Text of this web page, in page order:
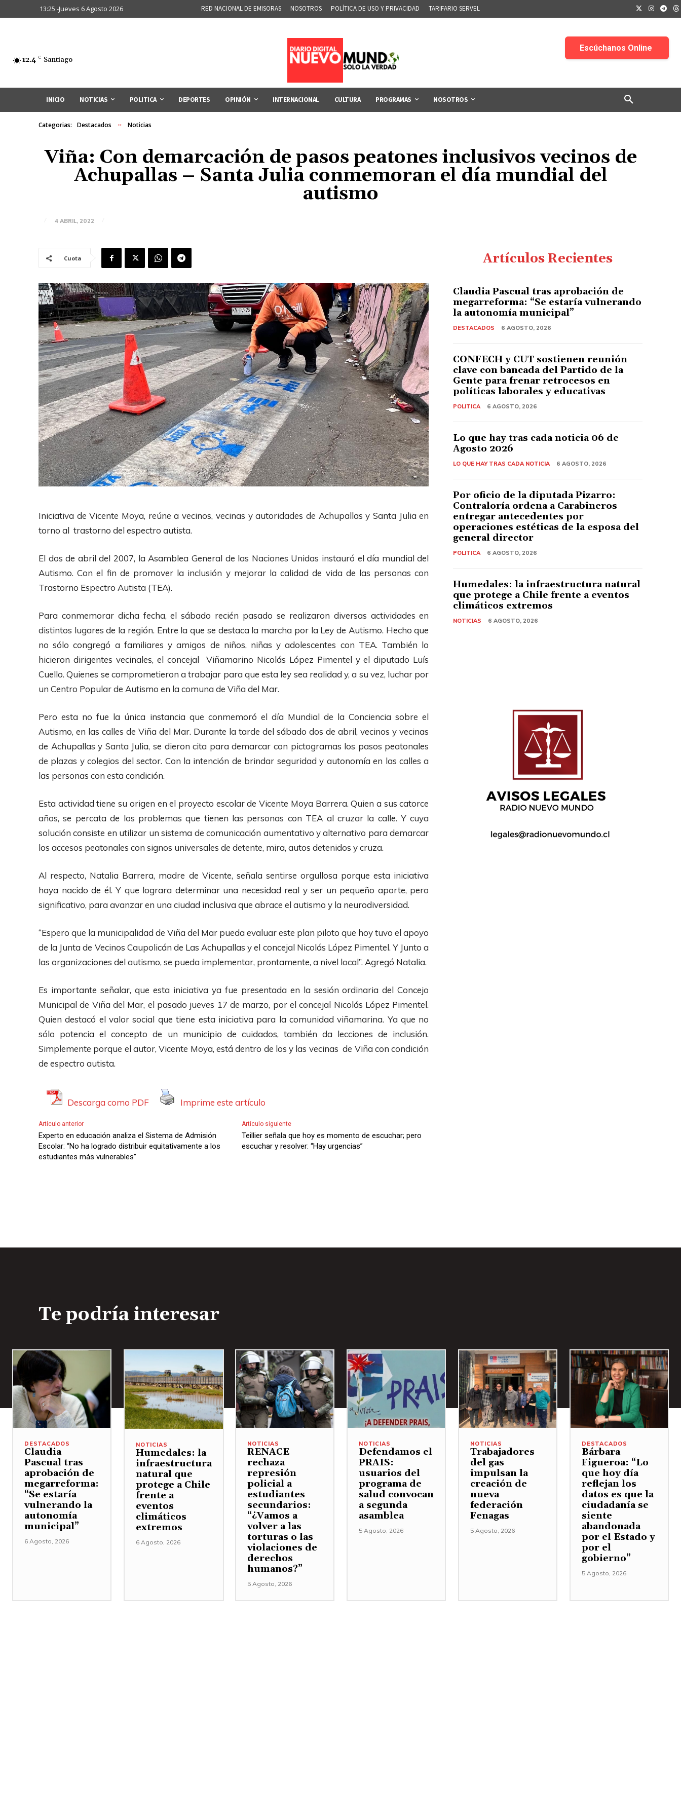
13:25 -Jueves 6 Agosto 2026 RED NACIONAL DE EMISORAS NOSOTROS POLÍTICA DE USO Y PRIVACIDAD TARIFARIO SERVEL
12.4 C Santiago
INICIO NOTICIAS POLITICA DEPORTES OPINIÓN INTERNACIONAL CULTURA PROGRAMAS NOSOTROS
Categorias: Destacados Noticias
Viña: Con demarcación de pasos peatones inclusivos vecinos de
Achupallas – Santa Julia conmemoran el día mundial del
autismo
4 ABRIL, 2022
Cuota
Iniciativa de Vicente Moya, reúne a vecinos, vecinas y autoridades de Achupallas y Santa Julia en
torno al trastorno del espectro autista.
El dos de abril del 2007, la Asamblea General de las Naciones Unidas instauró el día mundial del
Autismo. Con el fin de promover la inclusión y mejorar la calidad de vida de las personas con
Trastorno Espectro Autista (TEA).
Para conmemorar dicha fecha, el sábado recién pasado se realizaron diversas actividades en
distintos lugares de la región. Entre la que se destaca la marcha por la Ley de Autismo. Hecho que
no sólo congregó a familiares y amigos de niños, niñas y adolescentes con TEA. También lo
hicieron dirigentes vecinales, el concejal Viñamarino Nicolás López Pimentel y el diputado Luís
Cuello. Quienes se comprometieron a trabajar para que esta ley sea realidad y, a su vez, luchar por
un Centro Popular de Autismo en la comuna de Viña del Mar.
Pero esta no fue la única instancia que conmemoró el día Mundial de la Conciencia sobre el
Autismo, en las calles de Viña del Mar. Durante la tarde del sábado dos de abril, vecinos y vecinas
de Achupallas y Santa Julia, se dieron cita para demarcar con pictogramas los pasos peatonales
de plazas y colegios del sector. Con la intención de brindar seguridad y autonomía en las calles a
las personas con esta condición.
Esta actividad tiene su origen en el proyecto escolar de Vicente Moya Barrera. Quien a sus catorce
años, se percata de los problemas que tienen las personas con TEA al cruzar la calle. Y cuya
solución consiste en utilizar un sistema de comunicación aumentativo y alternativo para demarcar
los accesos peatonales con signos universales de detente, mira, autos detenidos y cruza.
Al respecto, Natalia Barrera, madre de Vicente, señala sentirse orgullosa porque esta iniciativa
haya nacido de él. Y que lograra determinar una necesidad real y ser un pequeño aporte, pero
significativo, para avanzar en una ciudad inclusiva que abrace el autismo y la neurodiversidad.
“Espero que la municipalidad de Viña del Mar pueda evaluar este plan piloto que hoy tuvo el apoyo
de la Junta de Vecinos Caupolicán de Las Achupallas y el concejal Nicolás López Pimentel. Y Junto a
las organizaciones del autismo, se pueda implementar, prontamente, a nivel local”. Agregó Natalia.
Es importante señalar, que esta iniciativa ya fue presentada en la sesión ordinaria del Concejo
Municipal de Viña del Mar, el pasado jueves 17 de marzo, por el concejal Nicolás López Pimentel.
Quien destacó el valor social que tiene esta iniciativa para la comunidad viñamarina. Ya que no
sólo potencia el concepto de un municipio de cuidados, también da lecciones de inclusión.
Simplemente porque el autor, Vicente Moya, está dentro de los y las vecinas de Viña con condición
de espectro autista.
Descarga como PDF Imprime este artículo
Artículo anterior
Experto en educación analiza el Sistema de Admisión
Escolar: “No ha logrado distribuir equitativamente a los
estudiantes más vulnerables”
Artículo siguiente
Teillier señala que hoy es momento de escuchar; pero
escuchar y resolver: “Hay urgencias”
Artículos Recientes
Claudia Pascual tras aprobación de
megarreforma: “Se estaría vulnerando
la autonomía municipal”
DESTACADOS 6 AGOSTO, 2026
CONFECH y CUT sostienen reunión
clave con bancada del Partido de la
Gente para frenar retrocesos en
políticas laborales y educativas
POLITICA 6 AGOSTO, 2026
Lo que hay tras cada noticia 06 de
Agosto 2026
LO QUE HAY TRAS CADA NOTICIA 6 AGOSTO, 2026
Por oficio de la diputada Pizarro:
Contraloría ordena a Carabineros
entregar antecedentes por
operaciones estéticas de la esposa del
general director
POLITICA 6 AGOSTO, 2026
Humedales: la infraestructura natural
que protege a Chile frente a eventos
climáticos extremos
NOTICIAS 6 AGOSTO, 2026
Te podría interesar
DESTACADOS
Claudia
Pascual tras
aprobación de
megarreforma:
“Se estaría
vulnerando la
autonomía
municipal”
6 Agosto, 2026
NOTICIAS
Humedales: la
infraestructura
natural que
protege a Chile
frente a
eventos
climáticos
extremos
6 Agosto, 2026
NOTICIAS
RENACE
rechaza
represión
policial a
estudiantes
secundarios:
“¿Vamos a
volver a las
torturas o las
violaciones de
derechos
humanos?”
5 Agosto, 2026
NOTICIAS
Defendamos el
PRAIS:
usuarios del
programa de
salud convocan
a segunda
asamblea
5 Agosto, 2026
NOTICIAS
Trabajadores
del gas
impulsan la
creación de
nueva
federación
Fenagas
5 Agosto, 2026
DESTACADOS
Bárbara
Figueroa: “Lo
que hoy día
reflejan los
datos es que la
ciudadanía se
siente
abandonada
por el Estado y
por el
gobierno”
5 Agosto, 2026